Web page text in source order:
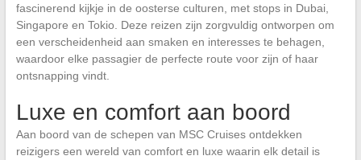
fascinerend kijkje in de oosterse culturen, met stops in Dubai,
Singapore en Tokio. Deze reizen zijn zorgvuldig ontworpen om
een verscheidenheid aan smaken en interesses te behagen,
waardoor elke passagier de perfecte route voor zijn of haar
ontsnapping vindt.
Luxe en comfort aan boord
Aan boord van de schepen van MSC Cruises ontdekken
reizigers een wereld van comfort en luxe waarin elk detail is